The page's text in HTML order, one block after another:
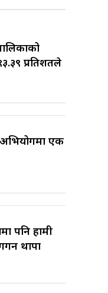
प्रतिशतले
एक
पनि हामी
थापा